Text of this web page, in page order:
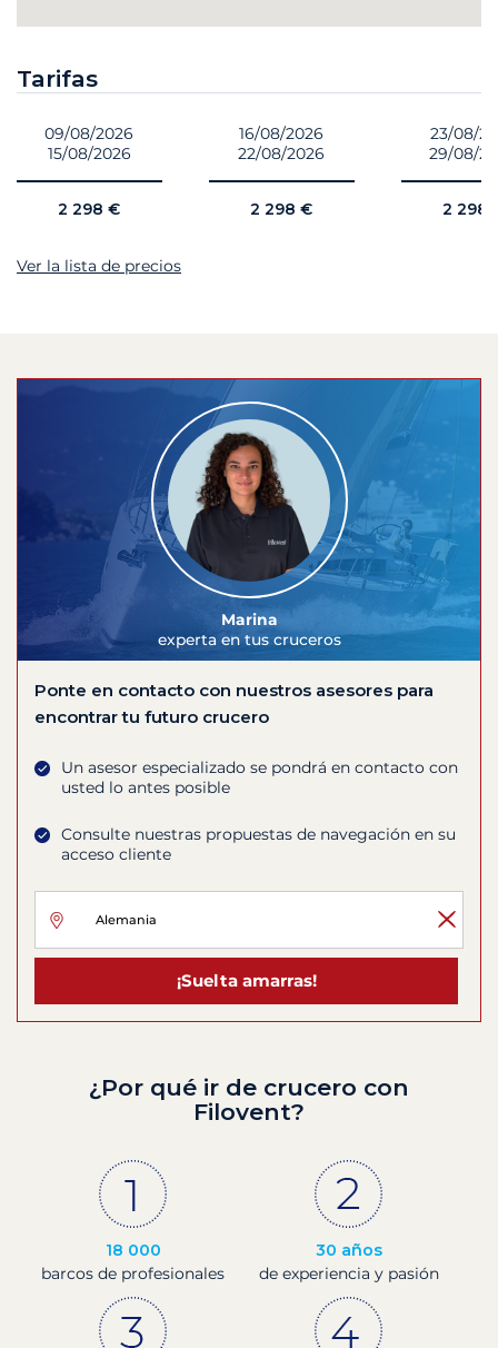
Tarifas
09/08/2026
15/08/2026
2 298 €
16/08/2026
22/08/2026
2 298 €
23/08/
29/08/
2 298
Ver la lista de precios
Marina
experta en tus cruceros
Ponte en contacto con nuestros asesores para
encontrar tu futuro crucero
Un asesor especializado se pondrá en contacto con
usted lo antes posible
Consulte nuestras propuestas de navegación en su
acceso cliente
¡Suelta amarras!
¿Por qué ir de crucero con
Filovent?
18 000
barcos de profesionales
30 años
de experiencia y pasión